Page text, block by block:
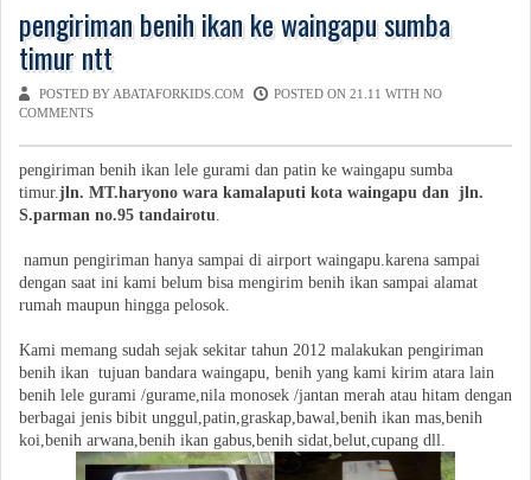
pengiriman benih ikan ke waingapu sumba
timur ntt
POSTED BY ABATAFORKIDS.COM POSTED ON 21.11 WITH NO
COMMENTS
pengiriman benih ikan lele gurami dan patin ke waingapu sumba
timur. jln. MT.haryono wara kamalaputi kota waingapu dan jln.
S.parman no.95 tandairotu
namun pengiriman hanya sampai di airport waingapu.karena sampai
dengan saat ini kami belum bisa mengirim benih ikan sampai alamat
rumah maupun hingga pelosok.
Kami memang sudah sejak sekitar tahun 2012 malakukan pengiriman
benih ikan tujuan bandara waingapu, benih yang kami kirim atara lain
benih lele gurami /gurame,nila monosek /jantan merah atau hitam dengan
berbagai jenis bibit unggul,patin,graskap,bawal,benih ikan mas,benih
koi,benih arwana,benih ikan gabus,benih sidat,belut,cupang dll.